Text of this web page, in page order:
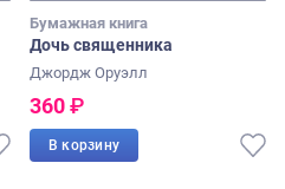
Бумажная книга
Дочь священника
Джордж Оруэлл
360₽
В корзину